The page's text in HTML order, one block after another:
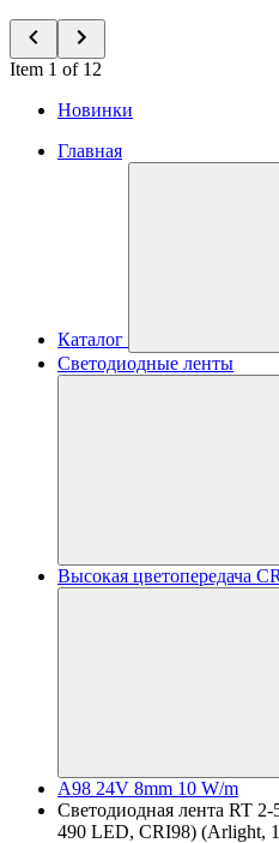
Item 1 of 12
Новинки
Главная
Каталог
Светодиодные ленты
Высокая цветопередача
A98 24V 8mm 10 W/m
Светодиодная лента RT
490 LED, CRI98) (Arlight,